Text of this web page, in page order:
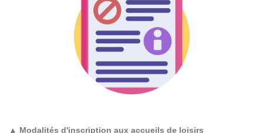
▲ Modalités d'inscription aux accueils de loisirs